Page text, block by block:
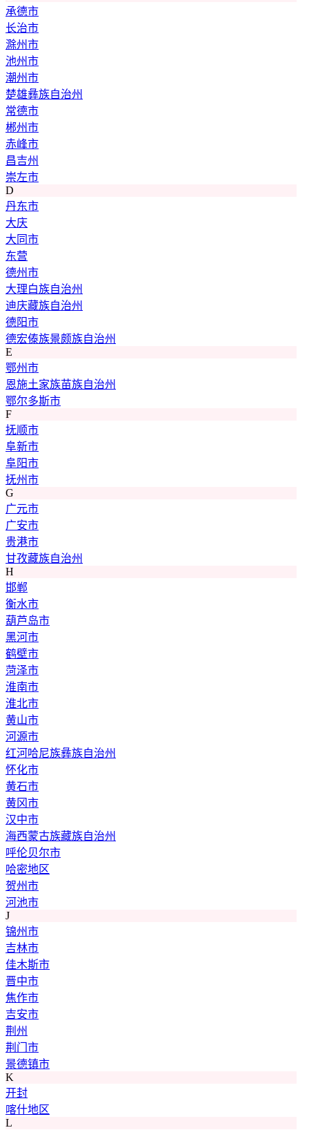
承德市
长治市
滁州市
池州市
潮州市
楚雄彝族自治州
常德市
郴州市
赤峰市
昌吉州
崇左市
D
丹东市
大庆
大同市
东营
德州市
大理白族自治州
迪庆藏族自治州
德阳市
德宏傣族景颇族自治州
E
鄂州市
恩施土家族苗族自治州
鄂尔多斯市
F
抚顺市
阜新市
阜阳市
抚州市
G
广元市
广安市
贵港市
甘孜藏族自治州
H
邯郸
衡水市
葫芦岛市
黑河市
鹤壁市
菏泽市
淮南市
淮北市
黄山市
河源市
红河哈尼族彝族自治州
怀化市
黄石市
黄冈市
汉中市
海西蒙古族藏族自治州
呼伦贝尔市
哈密地区
贺州市
河池市
J
锦州市
吉林市
佳木斯市
晋中市
焦作市
吉安市
荆州
荆门市
景德镇市
K
开封
喀什地区
L